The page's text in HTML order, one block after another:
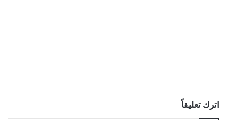
اترك تعليقاً